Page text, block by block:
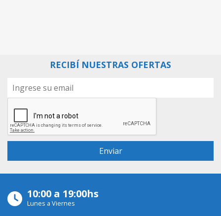
RECIBÍ NUESTRAS OFERTAS
10:00 a 19:00hs
Lunes a Viernes